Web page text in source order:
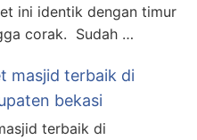
ini identik dengan timur
corak. Sudah …
masjid terbaik di
bekasi
terbaik di